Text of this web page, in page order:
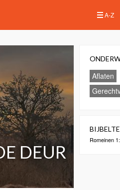
A-Z
DEUR
Aflaten
Romeinen